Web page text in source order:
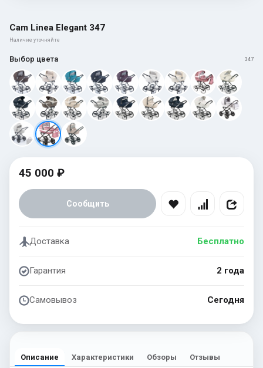
Cam Linea Elegant 347
Наличие уточняйте
Выбор цвета 347
45 000 ₽
Сообщить
Доставка Бесплатно
Гарантия 2 года
Самовывоз Сегодня
Описание Характеристики Обзоры Отзывы